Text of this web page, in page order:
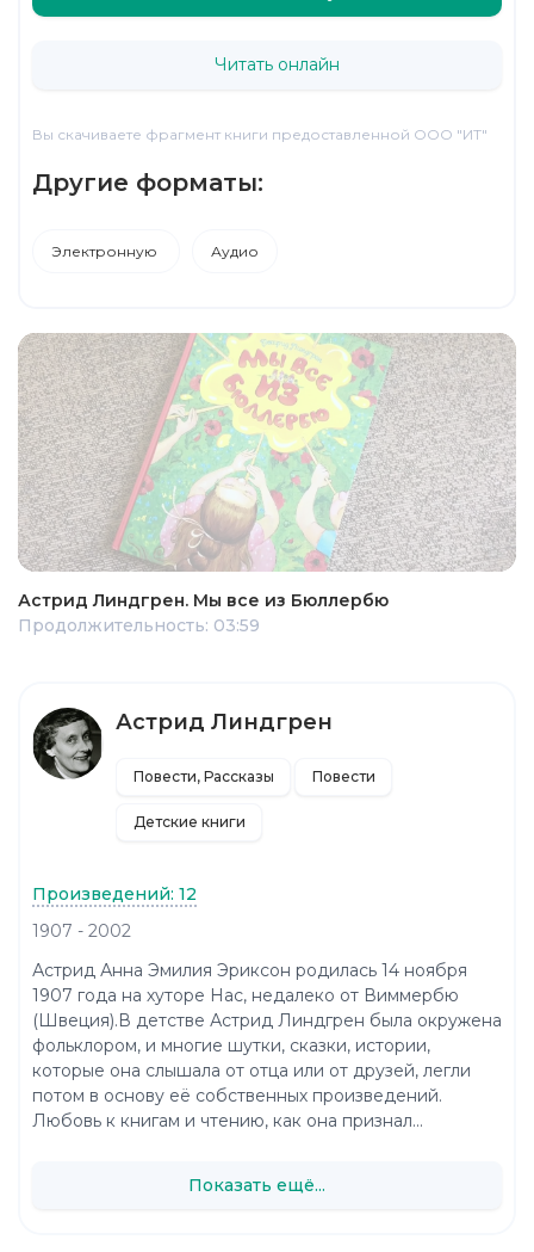
Читать онлайн
Вы скачиваете фрагмент книги предоставленной ООО "ИТ"
Другие форматы:
Электронную Аудио
Астрид Линдгрен. Мы все из Бюллербю
Продолжительность: 03:59
Астрид Линдгрен
Повести, Рассказы Повести
Детские книги
Произведений: 12
1907 - 2002
Астрид Анна Эмилия Эриксон родилась 14 ноября
1907 года на хуторе Нас, недалеко от Виммербю
(Швеция).В детстве Астрид Линдгрен была окружена
фольклором, и многие шутки, сказки, истории,
которые она слышала от отца или от друзей, легли
потом в основу её собственных произведений.
Любовь к книгам и чтению, как она признал...
Показать ещё...